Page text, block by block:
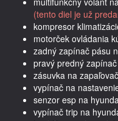
(tento diel je už
kompresor
motorček ovládania
zadný zapínač pásu
pravý predný
zásuvka na
vypínač na
senzor esp na
vypínač trip na